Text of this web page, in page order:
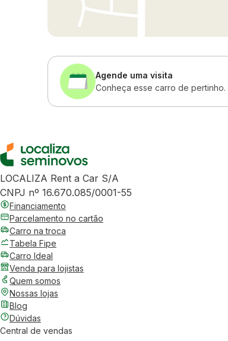
Agende uma visita
Conheça esse carro de pertinho.
LOCALIZA Rent a Car S/A
CNPJ nº 16.670.085/0001-55
Financiamento
Parcelamento no cartão
Carro na troca
Tabela Fipe
Carro Ideal
Venda para lojistas
Quem somos
Nossas lojas
Blog
Dúvidas
Central de vendas